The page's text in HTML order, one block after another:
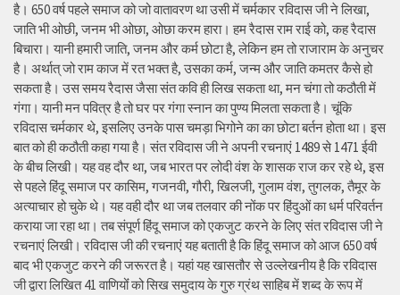
है। 650 वर्ष पहले समाज को जो वातावरण था उसी में चर्मकार रविदास जी ने लिखा,
जाति भी ओछी, जनम भी ओछा, ओछा करम हारा। हम रैदास राम राई को, कह रैदास
बिचारा। यानी हमारी जाति, जनम और कर्म छोटा है, लेकिन हम तो राजाराम के अनुचर
है। अर्थात् जो राम काज में रत भक्त है, उसका कर्म, जन्म और जाति कमतर कैसे हो
सकता है। उस समय रैदास जैसा संत कवि ही लिख सकता था, मन चंगा तो कठौती में
गंगा। यानी मन पवित्र है तो घर पर गंगा स्नान का पुण्य मिलता सकता है। चूंकि
रविदास चर्मकार थे, इसलिए उनके पास चमड़ा भिगोने का का छोटा बर्तन होता था। इस
बात को ही कठौती कहा गया है। संत रविदास जी ने अपनी रचनाएं 1489 से 1471 ईवी
के बीच लिखी। यह वह दौर था, जब भारत पर लोदी वंश के शासक राज कर रहे थे, इस
से पहले हिंदू समाज पर कासिम, गजनवी, गौरी, खिलजी, गुलाम वंश, तुगलक, तैमूर के
अत्याचार हो चुके थे। यह वही दौर था जब तलवार की नोंक पर हिंदुओं का धर्म परिवर्तन
कराया जा रहा था। तब संपूर्ण हिंदू समाज को एकजुट करने के लिए संत रविदास जी ने
रचनाएं लिखी। रविदास जी की रचनाएं यह बताती है कि हिंदू समाज को आज 650 वर्ष
बाद भी एकजुट करने की जरूरत है। यहां यह खासतौर से उल्लेखनीय है कि रविदास
जी द्वारा लिखित 41 वाणियोंं को सिख समुदाय के गुरु ग्रंथ साहिब में शब्द के रूप में